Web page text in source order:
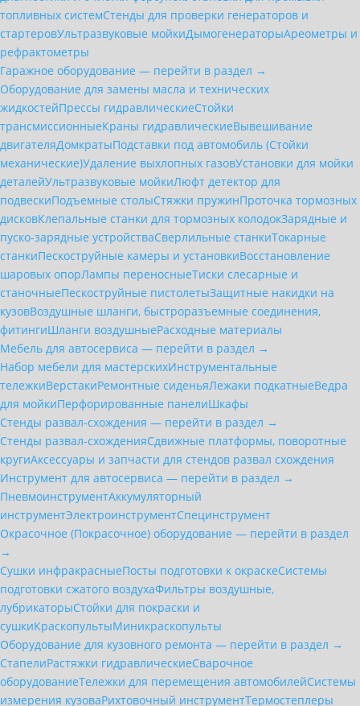
топливных системСтенды для проверки генераторов и
стартеровУльтразвуковые мойкиДымогенераторыАреометры и
рефрактометры
Гаражное оборудование — перейти в раздел →
Оборудование для замены масла и технических
жидкостейПрессы гидравлическиеСтойки
трансмиссионныеКраны гидравлическиеВывешивание
двигателяДомкратыПодставки под автомобиль (Стойки
механические)Удаление выхлопных газовУстановки для мойки
деталейУльтразвуковые мойкиЛюфт детектор для
подвескиПодъемные столыСтяжки пружинПроточка тормозных
дисковКлепальные станки для тормозных колодокЗарядные и
пуско-зарядные устройстваСверлильные станкиТокарные
станкиПескоструйные камеры и установкиВосстановление
шаровых опорЛампы переносныеТиски слесарные и
станочныеПескоструйные пистолетыЗащитные накидки на
кузовВоздушные шланги, быстроразъемные соединения,
фитингиШланги воздушныеРасходные материалы
Мебель для автосервиса — перейти в раздел →
Набор мебели для мастерскихИнструментальные
тележкиВерстакиРемонтные сиденьяЛежаки подкатныеВедра
для мойкиПерфорированные панелиШкафы
Стенды развал-схождения — перейти в раздел →
Стенды развал-схожденияСдвижные платформы, поворотные
кругиАксессуары и запчасти для стендов развал схождения
Инструмент для автосервиса — перейти в раздел →
ПневмоинструментАккумуляторный
инструментЭлектроинструментСпецинструмент
Окрасочное (Покрасочное) оборудование — перейти в раздел
→
Сушки инфракрасныеПосты подготовки к окраскеСистемы
подготовки сжатого воздухаФильтры воздушные,
лубрикаторыСтойки для покраски и
сушкиКраскопультыМиникраскопульты
Оборудование для кузовного ремонта — перейти в раздел →
СтапелиРастяжки гидравлическиеСварочное
оборудованиеТележки для перемещения автомобилейСистемы
измерения кузоваРихтовочный инструментТермостеплеры